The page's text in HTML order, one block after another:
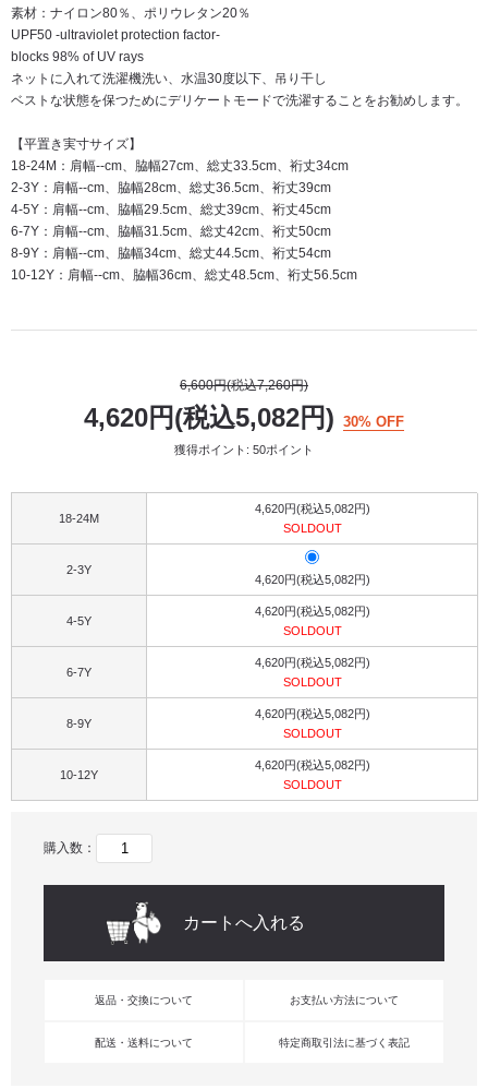
素材：ナイロン80％、ポリウレタン20％
UPF50 -ultraviolet protection factor-
blocks 98% of UV rays
ネットに入れて洗濯機洗い、水温30度以下、吊り干し
ベストな状態を保つためにデリケートモードで洗濯することをお勧めします。
【平置き実寸サイズ】
18-24M：肩幅--cm、脇幅27cm、総丈33.5cm、裄丈34cm
2-3Y：肩幅--cm、脇幅28cm、総丈36.5cm、裄丈39cm
4-5Y：肩幅--cm、脇幅29.5cm、総丈39cm、裄丈45cm
6-7Y：肩幅--cm、脇幅31.5cm、総丈42cm、裄丈50cm
8-9Y：肩幅--cm、脇幅34cm、総丈44.5cm、裄丈54cm
10-12Y：肩幅--cm、脇幅36cm、総丈48.5cm、裄丈56.5cm
6,600円(税込7,260円)
4,620円(税込5,082円) 30% OFF
獲得ポイント: 50ポイント
18-24M
4,620円(税込5,082円)
SOLDOUT
2-3Y
4,620円(税込5,082円)
4-5Y
4,620円(税込5,082円)
SOLDOUT
6-7Y
4,620円(税込5,082円)
SOLDOUT
8-9Y
4,620円(税込5,082円)
SOLDOUT
10-12Y
4,620円(税込5,082円)
SOLDOUT
購入数：
返品・交換について お支払い方法について
配送・送料について 特定商取引法に基づく表記